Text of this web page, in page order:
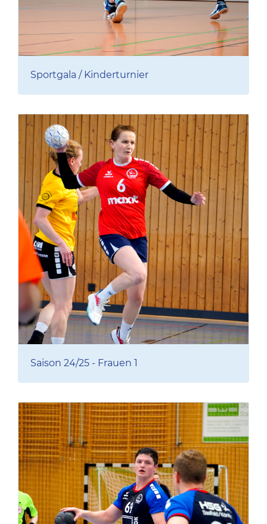
Sportgala / Kinderturnier
Saison 24/25 - Frauen 1